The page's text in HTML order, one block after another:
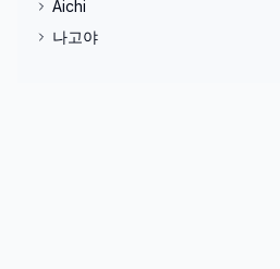
Aichi
나고야